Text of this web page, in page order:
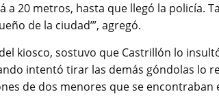
a 20 metros, hasta que llegó la policía.
de la ciudad’”, agregó.
kiosco, sostuvo que Castrillón lo
intentó tirar las demás góndolas lo
de dos menores que se